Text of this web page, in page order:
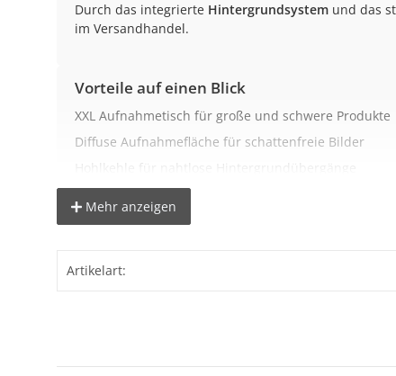
Durch das integrierte Hintergrundsystem und das
im Versandhandel.
Vorteile auf einen Blick
XXL Aufnahmetisch für große und schwere Produkte
Diffuse Aufnahmefläche für schattenfreie Bilder
Hohlkehle für nahtlose Hintergrundübergänge
Integriertes Hintergrundsystem für bis zu 3 Rollen
Gestell für Auflicht, Seitenlicht und Unterlicht
Mobiles System mit Rollen für flexiblen Einsatz
Mehr anzeigen
Artikelart: